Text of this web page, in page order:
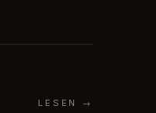
LESEN →